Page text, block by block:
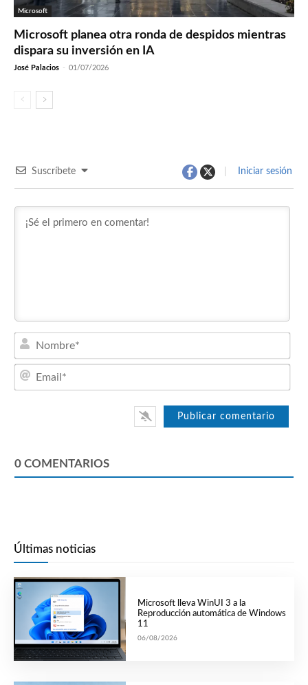
Microsoft
Microsoft planea otra ronda de despidos mientras
dispara su inversión en IA
José Palacios - 01/07/2026
Suscríbete Iniciar sesión
0 COMENTARIOS
Últimas noticias
Microsoft lleva WinUI 3 a la
Reproducción automática de Windows
11
06/08/2026